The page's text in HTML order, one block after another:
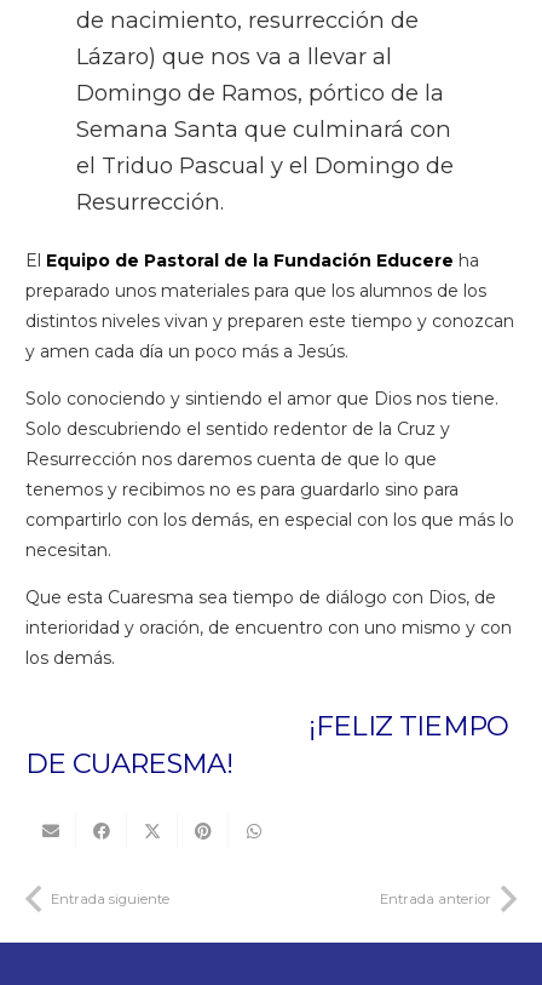
de nacimiento, resurrección de
Lázaro) que nos va a llevar al
Domingo de Ramos, pórtico de la
Semana Santa que culminará con
el Triduo Pascual y el Domingo de
Resurrección.
El Equipo de Pastoral de la Fundación Educere ha
preparado unos materiales para que los alumnos de los
distintos niveles vivan y preparen este tiempo y conozcan
y amen cada día un poco más a Jesús.
Solo conociendo y sintiendo el amor que Dios nos tiene.
Solo descubriendo el sentido redentor de la Cruz y
Resurrección nos daremos cuenta de que lo que
tenemos y recibimos no es para guardarlo sino para
compartirlo con los demás, en especial con los que más lo
necesitan.
Que esta Cuaresma sea tiempo de diálogo con Dios, de
interioridad y oración, de encuentro con uno mismo y con
los demás.
¡FELIZ TIEMPO
DE CUARESMA!
Entrada siguiente Entrada anterior